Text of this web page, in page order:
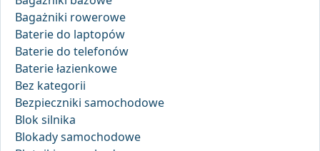
Bagażniki rowerowe
Baterie do laptopów
Baterie do telefonów
Baterie łazienkowe
Bez kategorii
Bezpieczniki samochodowe
Blok silnika
Blokady samochodowe